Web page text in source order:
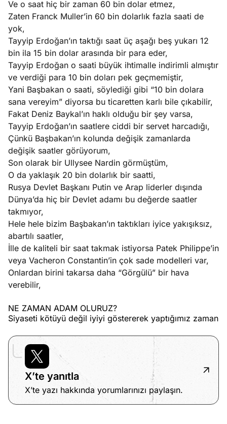
Ve o saat hiç bir zaman 60 bin dolar etmez,
Zaten Franck Muller’in 60 bin dolarlık fazla saati de
yok,
Tayyip Erdoğan’ın taktığı saat üç aşağı beş yukarı 12
bin ila 15 bin dolar arasında bir para eder,
Tayyip Erdoğan o saati büyük ihtimalle indirimli almıştır
ve verdiği para 10 bin doları pek geçmemiştir,
Yani Başbakan o saati, söylediği gibi “10 bin dolara
sana vereyim” diyorsa bu ticaretten karlı bile çıkabilir,
Fakat Deniz Baykal’ın haklı olduğu bir şey varsa,
Tayyip Erdoğan’ın saatlere ciddi bir servet harcadığı,
Çünkü Başbakan’ın kolunda değişik zamanlarda
değişik saatler görüyorum,
Son olarak bir Ullysee Nardin görmüştüm,
O da yaklaşık 20 bin dolarlık bir saatti,
Rusya Devlet Başkanı Putin ve Arap liderler dışında
Dünya’da hiç bir Devlet adamı bu değerde saatler
takmıyor,
Hele hele bizim Başbakan’ın taktıkları iyice yakışıksız,
abartılı saatler,
İlle de kaliteli bir saat takmak istiyorsa Patek Philippe’in
veya Vacheron Constantin’in çok sade modelleri var,
Onlardan birini takarsa daha “Görgülü” bir hava
verebilir,
NE ZAMAN ADAM OLURUZ?
Siyaseti kötüyü değil iyiyi göstererek yaptığımız zaman
X’te yanıtla
X’te yazı hakkında yorumlarınızı paylaşın.